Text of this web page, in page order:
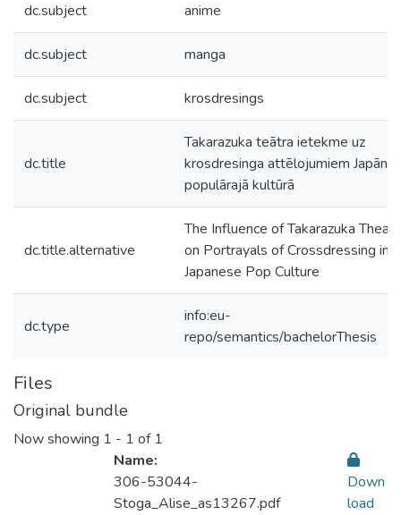
dc.subject anime
dc.subject manga
dc.subject krosdresings
dc.title
Takarazuka teātra ietekme uz
krosdresinga attēlojumiem Japānas
populārajā kultūrā
dc.title.alternative
The Influence of Takarazuka
on Portrayals of Crossdressing in
Japanese Pop Culture
dc.type
info:eu-
repo/semantics/bachelorThesis
Files
Original bundle
Now showing 1 - 1 of 1
Name:
306-53044-
Stoga_Alise_as13267.pdf
Down
load